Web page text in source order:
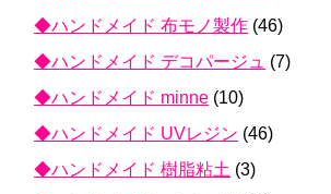
◆ハンドメイド 布モノ製作 (46)
◆ハンドメイド デコパージュ (7)
◆ハンドメイド minne (10)
◆ハンドメイド UVレジン (46)
◆ハンドメイド 樹脂粘土 (3)